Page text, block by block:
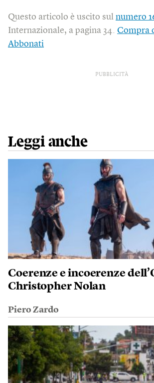
Questo articolo è uscito sul numero
Internazionale, a pagina 34. Compra
Abbonati
PUBBLICITÀ
Leggi anche
Coerenze e incoerenze
Christopher Nolan
Piero Zardo